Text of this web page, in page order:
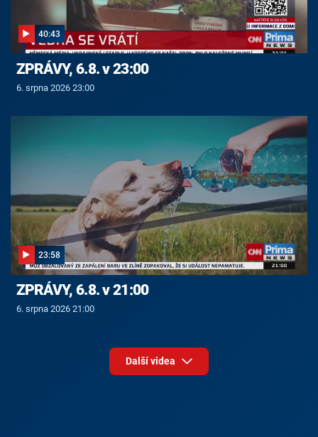
40:43
ZPRÁVY, 6.8. v 23:00
6. srpna 2026 23:00
23:58
ZPRÁVY, 6.8. v 21:00
6. srpna 2026 21:00
Další videa